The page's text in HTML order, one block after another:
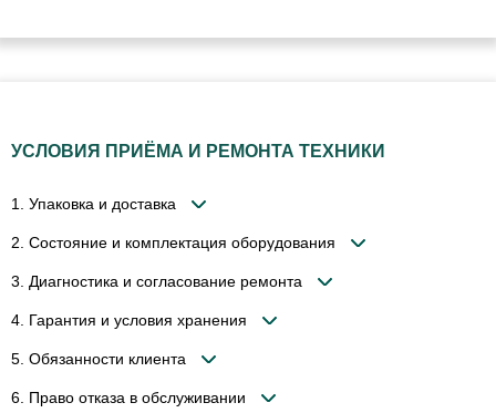
УСЛОВИЯ ПРИЁМА И РЕМОНТА ТЕХНИКИ
1. Упаковка и доставка
2. Состояние и комплектация оборудования
3. Диагностика и согласование ремонта
4. Гарантия и условия хранения
5. Обязанности клиента
6. Право отказа в обслуживании